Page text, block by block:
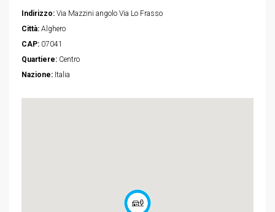
Indirizzo: Via Mazzini angolo Via Lo Frasso
Città: Alghero
CAP: 07041
Quartiere: Centro
Nazione: Italia